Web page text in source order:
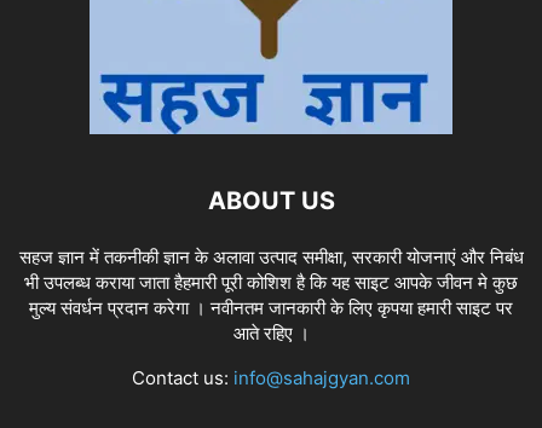
ABOUT US
सहज ज्ञान में तकनीकी ज्ञान के अलावा उत्पाद समीक्षा, सरकारी योजनाएं और निबंध
भी उपलब्ध कराया जाता हैहमारी पूरी कोशिश है कि यह साइट आपके जीवन मे कुछ
मुल्य संवर्धन प्रदान करेगा । नवीनतम जानकारी के लिए कृपया हमारी साइट पर
आते रहिए ।
Contact us: info@sahajgyan.com